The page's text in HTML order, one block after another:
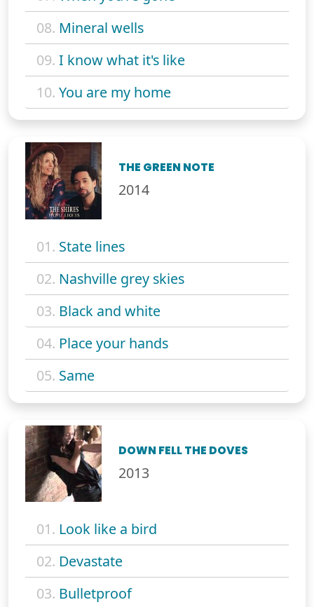
08. Mineral wells
09. I know what it's like
10. You are my home
THE GREEN NOTE
2014
01. State lines
02. Nashville grey skies
03. Black and white
04. Place your hands
05. Same
DOWN FELL THE DOVES
2013
01. Look like a bird
02. Devastate
03. Bulletproof